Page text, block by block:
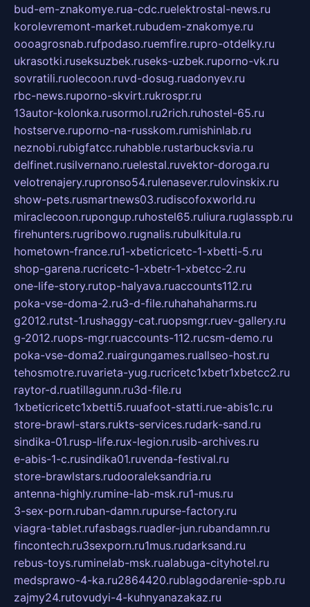
bud-em-znakomye.rua-cdc.ruelektrostal-news.ru
korolevremont-market.rubudem-znakomye.ru
oooagrosnab.rufpodaso.ruemfire.rupro-otdelky.ru
ukrasotki.ruseksuzbek.ruseks-uzbek.ruporno-vk.ru
sovratili.ruolecoon.ruvd-dosug.ruadonyev.ru
rbc-news.ruporno-skvirt.rukrospr.ru
13autor-kolonka.rusormol.ru2rich.ruhostel-65.ru
hostserve.ruporno-na-russkom.rumishinlab.ru
neznobi.rubigfatcc.ruhabble.rustarbucksvia.ru
delfinet.rusilvernano.ruelestal.ruvektor-doroga.ru
velotrenajery.rupronso54.rulenasever.rulovinskix.ru
show-pets.rusmartnews03.rudiscofoxworld.ru
miraclecoon.rupongup.ruhostel65.ruliura.ruglasspb.ru
firehunters.rugribowo.rugnalis.rubulkitula.ru
hometown-france.ru1-xbeticricetc-1-xbetti-5.ru
shop-garena.rucricetc-1-xbetr-1-xbetcc-2.ru
one-life-story.rutop-halyava.ruaccounts112.ru
poka-vse-doma-2.ru3-d-file.ruhahahaharms.ru
g2012.rutst-1.rushaggy-cat.ruopsmgr.ruev-gallery.ru
g-2012.ruops-mgr.ruaccounts-112.rucsm-demo.ru
poka-vse-doma2.ruairgungames.ruallseo-host.ru
tehosmotre.ruvarieta-yug.rucricetc1xbetr1xbetcc2.ru
raytor-d.ruatillagunn.ru3d-file.ru
1xbeticricetc1xbetti5.ruuafoot-statti.rue-abis1c.ru
store-brawl-stars.rukts-services.rudark-sand.ru
sindika-01.rusp-life.rux-legion.rusib-archives.ru
e-abis-1-c.rusindika01.ruvenda-festival.ru
store-brawlstars.rudooraleksandria.ru
antenna-highly.rumine-lab-msk.ru1-mus.ru
3-sex-porn.ruban-damn.rupurse-factory.ru
viagra-tablet.rufasbags.ruadler-jun.rubandamn.ru
fincontech.ru3sexporn.ru1mus.rudarksand.ru
rebus-toys.ruminelab-msk.rualabuga-cityhotel.ru
medsprawo-4-ka.ru2864420.rublagodarenie-spb.ru
zajmy24.rutovudyi-4-kuhnyanazakaz.ru